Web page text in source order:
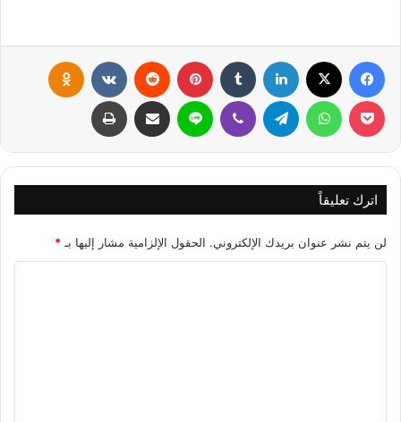
اترك تعليقاً
لن يتم نشر عنوان بريدك الإلكتروني. الحقول الإلزامية مشار إليها بـ *